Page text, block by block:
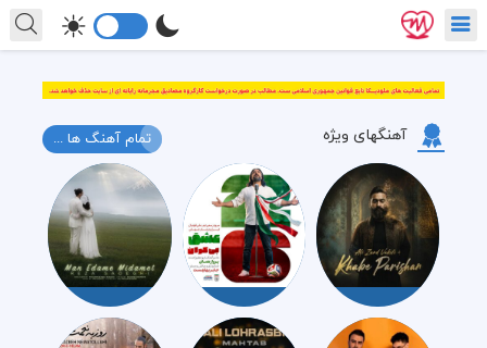
آهنگهای ویژه تمام آهنگ ها ...